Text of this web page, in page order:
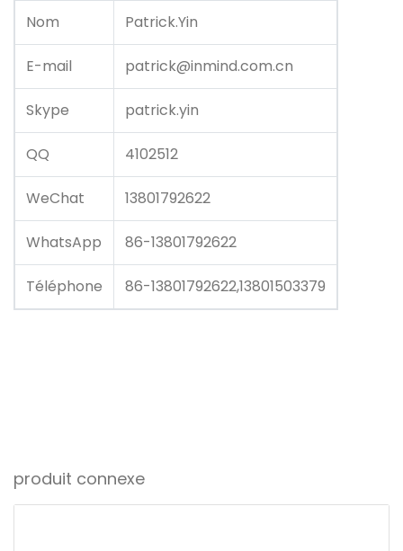
Nom
Patrick.Yin
E-mail patrick@inmind.com.cn
Skype patrick.yin
QQ 4102512
WeChat 13801792622
WhatsApp 86-13801792622
Téléphone 86-13801792622,13801503379
produit connexe